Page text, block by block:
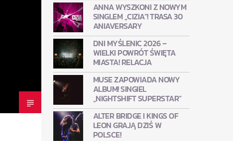
ANNA WYSZKONI Z NOWYM
SINGLEM „CIZIA”! TRASA 30
ANIAVERSARY
DNI MYŚLENIC 2026 –
WIELKI POWRÓT ŚWIĘTA
MIASTA! RELACJA
MUSE ZAPOWIADA NOWY
ALBUM! SINGIEL
„NIGHTSHIFT SUPERSTAR”
ALTER BRIDGE I KINGS OF
LEON GRAJĄ DZIŚ W
POLSCE!